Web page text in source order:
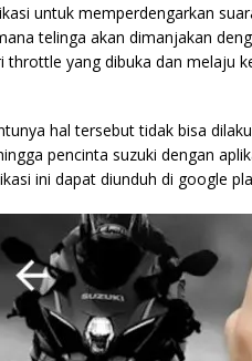
untuk memperdengarkan
telinga akan dimanjakan
throttle yang dibuka dan melaju
hal tersebut tidak bisa
pencinta suzuki dengan
ini dapat diunduh di google